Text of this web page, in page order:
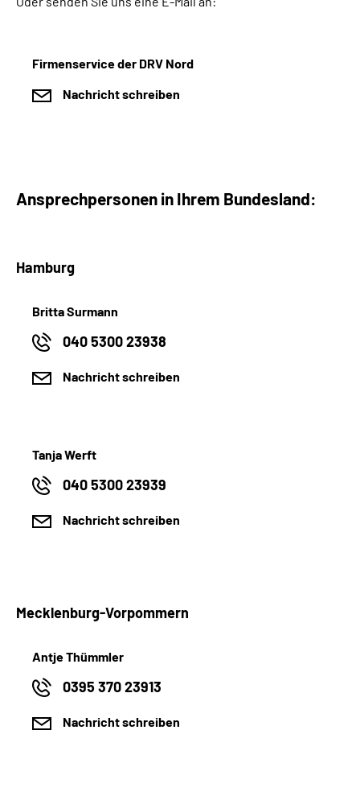
Firmenservice der DRV Nord
Nachricht schreiben
Ansprechpersonen in Ihrem Bundesland:
Hamburg
Britta Surmann
040 5300 23938
Nachricht schreiben
Tanja Werft
040 5300 23939
Nachricht schreiben
Mecklenburg-Vorpommern
Antje Thümmler
0395 370 23913
Nachricht schreiben